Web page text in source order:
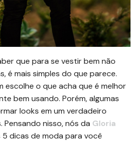
que para se vestir bem não
é mais simples do que parece.
escolhe o que acha que é melhor
bem usando. Porém, algumas
looks em um verdadeiro
Pensando nisso, nós da Gloria
5 dicas de moda para você